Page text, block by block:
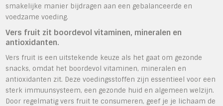
smakelijke manier bijdragen aan een gebalanceerde en
voedzame voeding.
Vers fruit zit boordevol vitaminen, mineralen en
antioxidanten.
Vers fruit is een uitstekende keuze als het gaat om gezonde
snacks, omdat het boordevol vitaminen, mineralen en
antioxidanten zit. Deze voedingsstoffen zijn essentieel voor een
sterk immuunsysteem, een gezonde huid en algemeen welzijn.
Door regelmatig vers fruit te consumeren, geef je je lichaam de